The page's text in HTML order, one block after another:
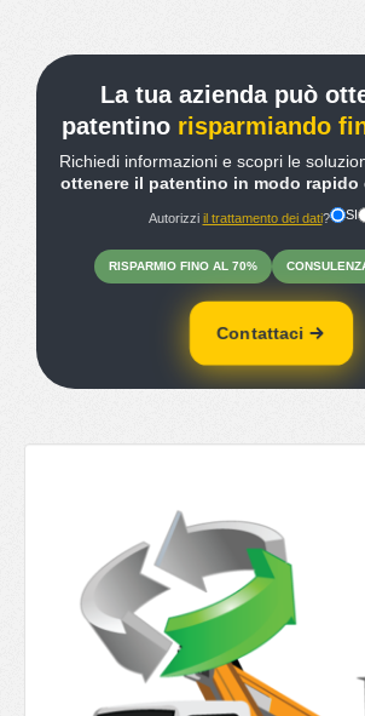
La tua azienda può
patentino risparmiando
Richiedi informazioni e scopri le
ottenere il patentino in modo rapido
Autorizzi il trattamento dei dati? SI
RISPARMIO FINO AL 70%
Contattaci